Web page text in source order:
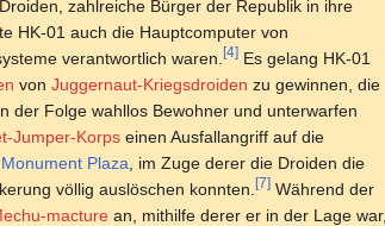
zahlreiche Bürger der Republik in ihre
HK-01 auch die Hauptcomputer von
verantwortlich waren. [4] Es gelang HK-01
von Juggernaut-Kriegsdroiden zu gewinnen, die
der Folge wahllos Bewohner und unterwarfen
Jumper-Korps einen Ausfallangriff auf die
Monument Plaza , im Zuge derer die Droiden die
völlig auslöschen konnten. [7] Während der
macture an, mithilfe derer er in der Lage war,